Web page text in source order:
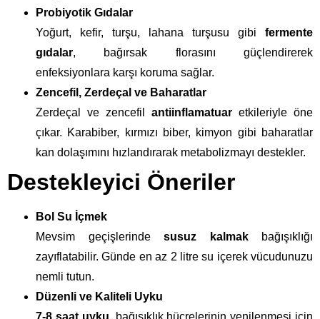
Probiyotik Gıdalar
Yoğurt, kefir, turşu, lahana turşusu gibi fermente
gıdalar, bağırsak florasını güçlendirerek
enfeksiyonlara karşı koruma sağlar.
Zencefil, Zerdeçal ve Baharatlar
Zerdeçal ve zencefil antiinflamatuar etkileriyle öne
çıkar. Karabiber, kırmızı biber, kimyon gibi baharatlar
kan dolaşımını hızlandırarak metabolizmayı destekler.
Destekleyici Öneriler
Bol Su İçmek
Mevsim geçişlerinde susuz kalmakbağışıklığı
zayıflatabilir. Günde en az 2 litre su içerek vücudunuzu
nemli tutun.
Düzenli ve Kaliteli Uyku